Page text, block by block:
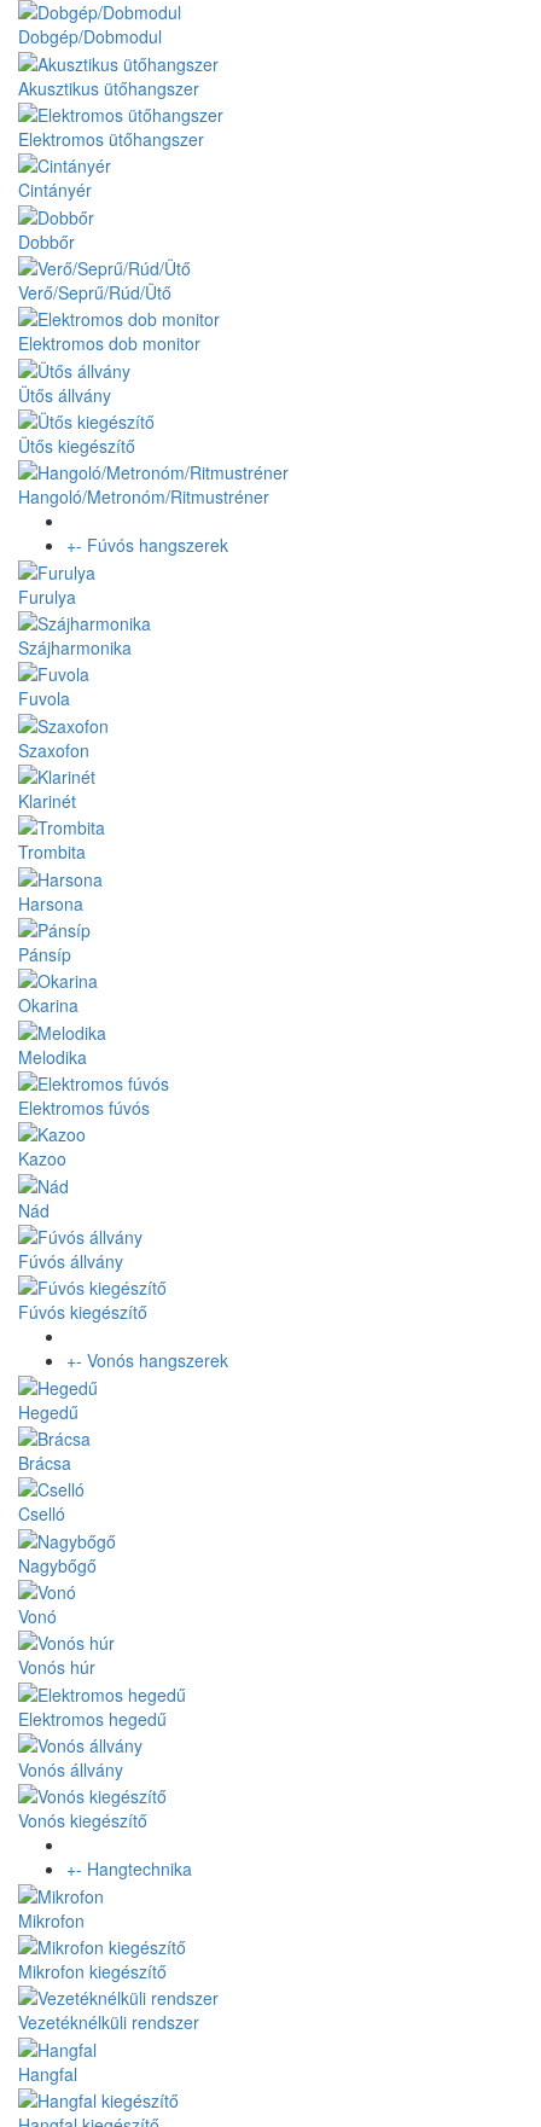
Dobgép/Dobmodul
Akusztikus ütőhangszer
Elektromos ütőhangszer
Cintányér
Dobbőr
Verő/Seprű/Rúd/Ütő
Elektromos dob monitor
Ütős állvány
Ütős kiegészítő
Hangoló/Metronóm/Ritmustréner
+- Fúvós hangszerek
Furulya
Szájharmonika
Fuvola
Szaxofon
Klarinét
Trombita
Harsona
Pánsíp
Okarina
Melodika
Elektromos fúvós
Kazoo
Nád
Fúvós állvány
Fúvós kiegészítő
+- Vonós hangszerek
Hegedű
Brácsa
Cselló
Nagybőgő
Vonó
Vonós húr
Elektromos hegedű
Vonós állvány
Vonós kiegészítő
+- Hangtechnika
Mikrofon
Mikrofon kiegészítő
Vezetéknélküli rendszer
Hangfal